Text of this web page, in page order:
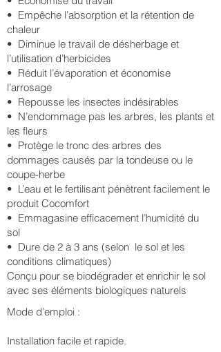
• Empêche l’absorption et la rétention de
chaleur
• Diminue le travail de désherbage et
l’utilisation d’herbicides
• Réduit l’évaporation et économise
l’arrosage
• Repousse les insectes indésirables
• N’endommage pas les arbres, les plants et
les fleurs
• Protège le tronc des arbres des
dommages causés par la tondeuse ou le
coupe-herbe
• L’eau et le fertilisant pénètrent facilement le
produit Cocomfort
• Emmagasine efficacement l’humidité du
sol
• Dure de 2 à 3 ans (selon le sol et les
conditions climatiques)
Conçu pour se biodégrader et enrichir le sol
avec ses éléments biologiques naturels
Mode d’emploi :
Installation facile et rapide.